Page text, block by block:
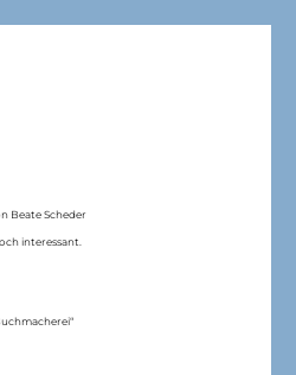
Beate Scheder
interessant.